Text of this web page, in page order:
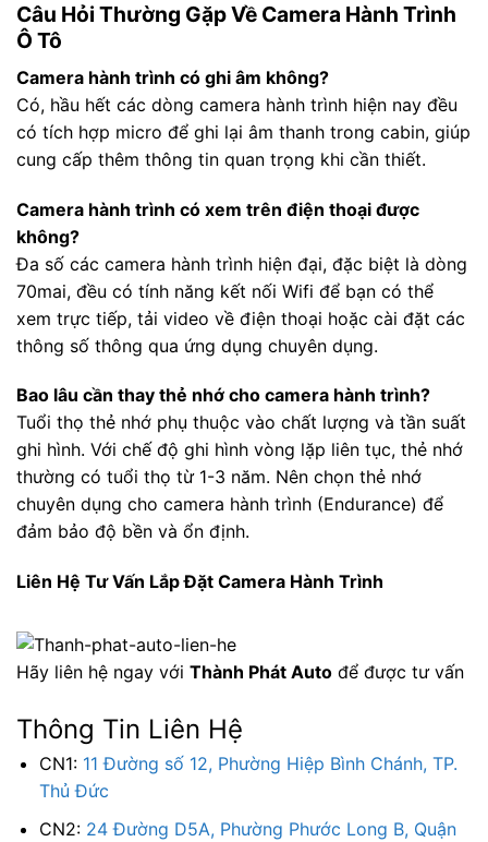
Câu Hỏi Thường Gặp Về Camera Hành Trình
Ô Tô
Camera hành trình có ghi âm không?
Có, hầu hết các dòng camera hành trình hiện nay đều
có tích hợp micro để ghi lại âm thanh trong cabin, giúp
cung cấp thêm thông tin quan trọng khi cần thiết.
Camera hành trình có xem trên điện thoại được
không?
Đa số các camera hành trình hiện đại, đặc biệt là dòng
70mai, đều có tính năng kết nối Wifi để bạn có thể
xem trực tiếp, tải video về điện thoại hoặc cài đặt các
thông số thông qua ứng dụng chuyên dụng.
Bao lâu cần thay thẻ nhớ cho camera hành trình?
Tuổi thọ thẻ nhớ phụ thuộc vào chất lượng và tần suất
ghi hình. Với chế độ ghi hình vòng lặp liên tục, thẻ nhớ
thường có tuổi thọ từ 1-3 năm. Nên chọn thẻ nhớ
chuyên dụng cho camera hành trình (Endurance) để
đảm bảo độ bền và ổn định.
Liên Hệ Tư Vấn Lắp Đặt Camera Hành Trình
Hãy liên hệ ngay với Thành Phát Auto để được tư vấn
Thông Tin Liên Hệ
CN1: 11 Đường số 12, Phường Hiệp Bình Chánh, TP.
Thủ Đức
CN2: 24 Đường D5A, Phường Phước Long B, Quận